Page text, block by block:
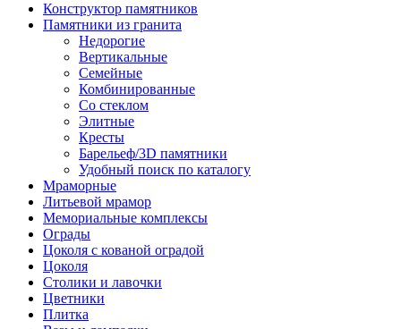
Конструктор памятников
Памятники из гранита
Недорогие
Вертикальные
Семейные
Комбинированные
Со стеклом
Элитные
Кресты
Барельеф/3D памятники
Удобный поиск по каталогу
Мраморные
Литьевой мрамор
Мемориальные комплексы
Ограды
Цоколя с кованой оградой
Цоколя
Столики и лавочки
Цветники
Плитка